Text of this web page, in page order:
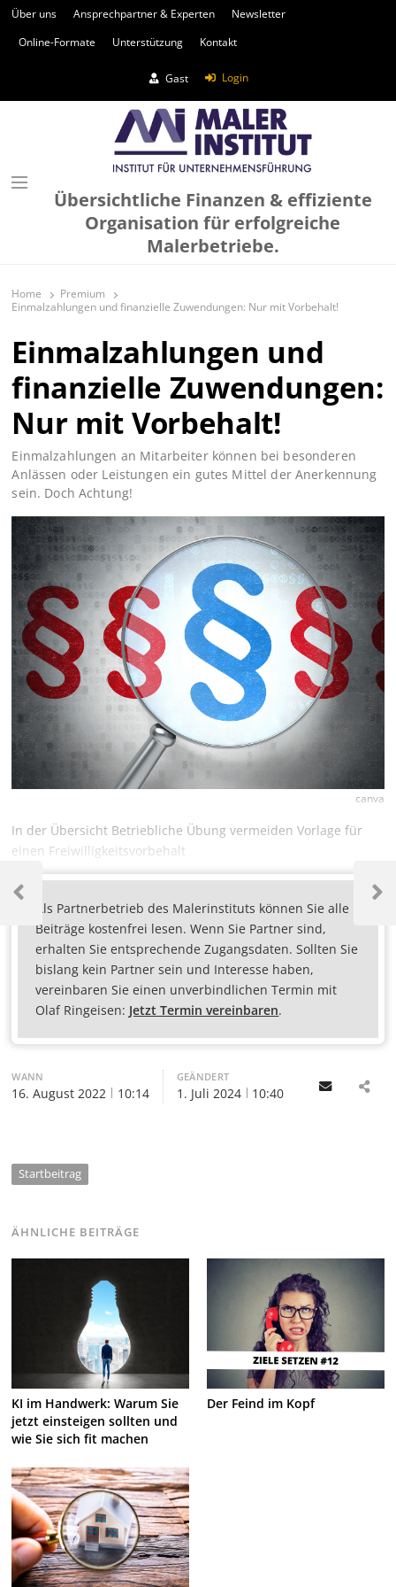
Über uns Ansprechpartner & Experten
Newsletter
Online-Formate
Unterstützung Kontakt
Gast Login
Übersichtliche Finanzen & effiziente
Organisation für erfolgreiche
Malerbetriebe.
Home
Premium
Einmalzahlungen und finanzielle Zuwendungen: Nur mit Vorbehalt!
Einmalzahlungen und
finanzielle Zuwendungen:
Nur mit Vorbehalt!
Einmalzahlungen an Mitarbeiter können bei besonderen
Anlässen oder Leistungen ein gutes Mittel der Anerkennung
sein. Doch Achtung!
canva
In der Übersicht Betriebliche Übung vermeiden Vorlage für
einen Freiwilligkeitsvorbehalt
Als Partnerbetrieb des Malerinstituts können Sie alle
Beiträge kostenfrei lesen. Wenn Sie Partner sind,
erhalten Sie entsprechende Zugangsdaten. Sollten Sie
bislang kein Partner sein und Interesse haben,
vereinbaren Sie einen unverbindlichen Termin mit
Olaf Ringeisen: Jetzt Termin vereinbaren.
WANN
16. August 2022 10:14
GEÄNDERT
1. Juli 2024 10:40 Email
Startbeitrag
ÄHNLICHE BEITRÄGE
KI im Handwerk: Warum Sie
jetzt einsteigen sollten und
wie Sie sich fit machen
Der Feind im Kopf